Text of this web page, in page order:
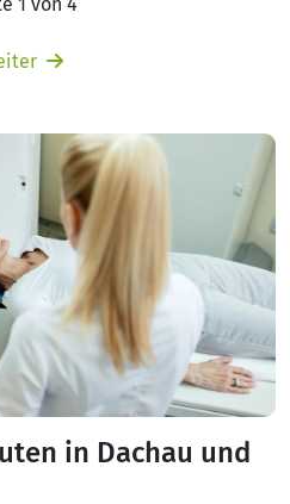
in Dachau und